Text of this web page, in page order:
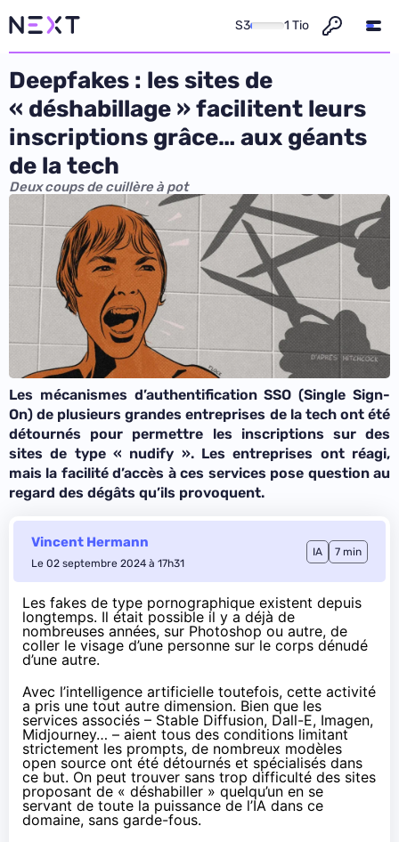
S3 1 Tio
Deepfakes : les sites de
« déshabillage » facilitent leurs
inscriptions grâce… aux géants
de la tech
Deux coups de cuillère à pot
Les mécanismes d’authentification SSO (Single Sign-
On) de plusieurs grandes entreprises de la tech ont été
détournés pour permettre les inscriptions sur des
sites de type « nudify ». Les entreprises ont réagi,
mais la facilité d’accès à ces services pose question au
regard des dégâts qu’ils provoquent.
Vincent Hermann
Le 02 septembre 2024 à 17h31
IA 7 min
Les fakes de type pornographique existent depuis
longtemps. Il était possible il y a déjà de
nombreuses années, sur Photoshop ou autre, de
coller le visage d’une personne sur le corps dénudé
d’une autre.
Avec l’intelligence artificielle toutefois, cette activité
a pris une tout autre dimension. Bien que les
services associés – Stable Diffusion, Dall-E, Imagen,
Midjourney… – aient tous des conditions limitant
strictement les prompts, de nombreux modèles
open source ont été détournés et spécialisés dans
ce but. On peut trouver sans trop difficulté des sites
proposant de « déshabiller » quelqu’un en se
servant de toute la puissance de l’IA dans ce
domaine, sans garde-fous.